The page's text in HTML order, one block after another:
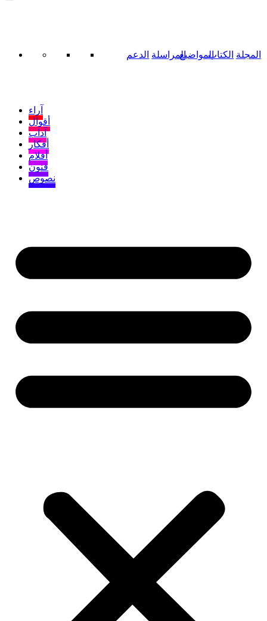
الدعم المراسلةالمواضيعالكتاب المجلة
آراء
أقوال
آداب
أفكار
أفلام
فنون
نصوص